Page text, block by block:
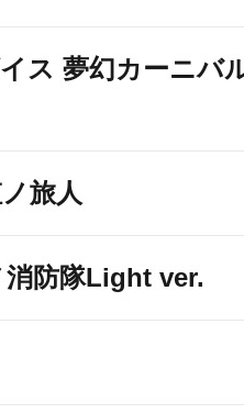
ス 夢幻カーニバ
旅人
防隊Light ver.